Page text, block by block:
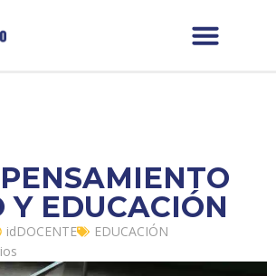
Y EDUCACIÓN
idDOCENTE
EDUCACIÓN